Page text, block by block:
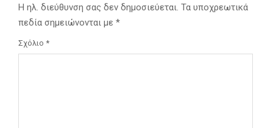
Η ηλ. διεύθυνση σας δεν δημοσιεύεται. Τα υποχρεωτικά
πεδία σημειώνονται με *
Σχόλιο *